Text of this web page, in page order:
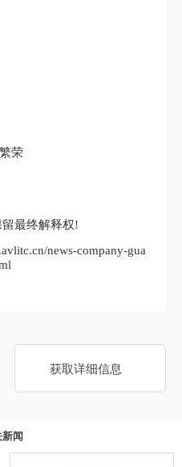
荣
最终解释权!
news-company-gua
获取详细信息
新闻